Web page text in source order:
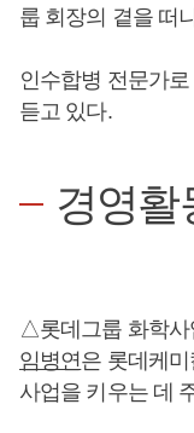
룹 회장의 곁을 떠
인수합병 전문가
듣고 있다.
경영활
△롯데그룹 화학사
임병연은 롯데케
사업을 키우는 데